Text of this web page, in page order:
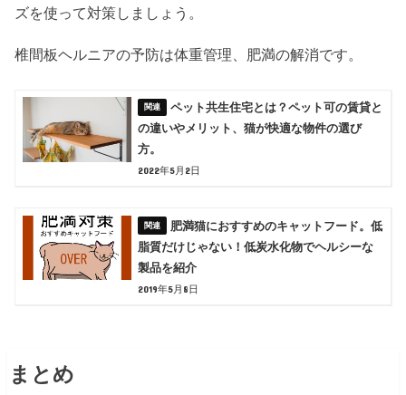
ズを使って対策しましょう。
椎間板ヘルニアの予防は体重管理、肥満の解消です。
ペット共生住宅とは？ペット可の賃貸と
の違いやメリット、猫が快適な物件の選び
方。
2022年5月2日
肥満猫におすすめのキャットフード。低
脂質だけじゃない！低炭水化物でヘルシーな
製品を紹介
2019年5月8日
まとめ